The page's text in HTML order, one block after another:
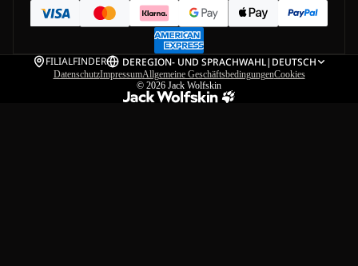
FILIALFINDER DEREGION- UND SPRACHWAHL| DEUTSCH
DatenschutzImpressumAllgemeine GeschäftsbedingungenCookies
© 2026 Jack Wolfskin